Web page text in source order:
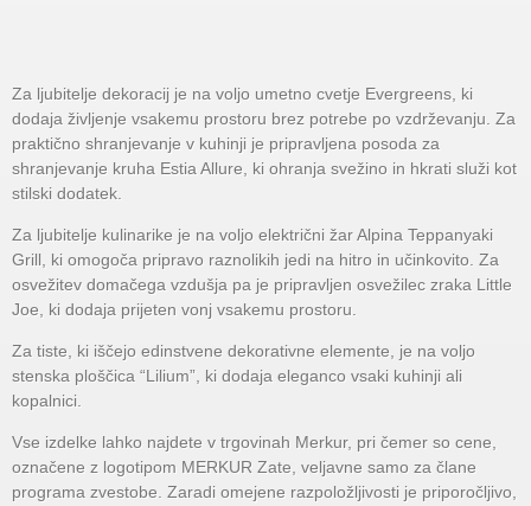
Za ljubitelje dekoracij je na voljo umetno cvetje Evergreens, ki
dodaja življenje vsakemu prostoru brez potrebe po vzdrževanju. Za
praktično shranjevanje v kuhinji je pripravljena posoda za
shranjevanje kruha Estia Allure, ki ohranja svežino in hkrati služi kot
stilski dodatek.
Za ljubitelje kulinarike je na voljo električni žar Alpina Teppanyaki
Grill, ki omogoča pripravo raznolikih jedi na hitro in učinkovito. Za
osvežitev domačega vzdušja pa je pripravljen osvežilec zraka Little
Joe, ki dodaja prijeten vonj vsakemu prostoru.
Za tiste, ki iščejo edinstvene dekorativne elemente, je na voljo
stenska ploščica “Lilium”, ki dodaja eleganco vsaki kuhinji ali
kopalnici.
Vse izdelke lahko najdete v trgovinah Merkur, pri čemer so cene,
označene z logotipom MERKUR Zate, veljavne samo za člane
programa zvestobe. Zaradi omejene razpoložljivosti je priporočljivo,